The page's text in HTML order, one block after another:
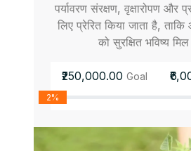
पर्यावरण संरक्षण, वृक्षारोपण
लिए प्रेरित किया जाता है, ताकि
को सुरक्षित भविष्य
₹250,000.00 Goal
2%